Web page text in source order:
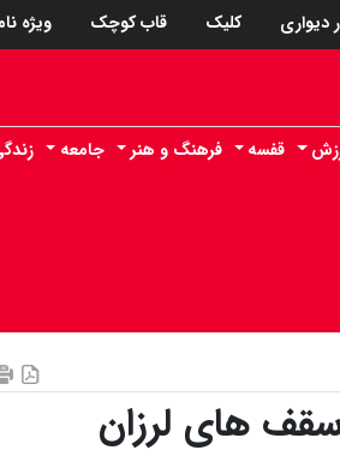
دیواری کلیک قاب کوچک ویژه
قفسه فرهنگ و هنر جامعه
های لرزان